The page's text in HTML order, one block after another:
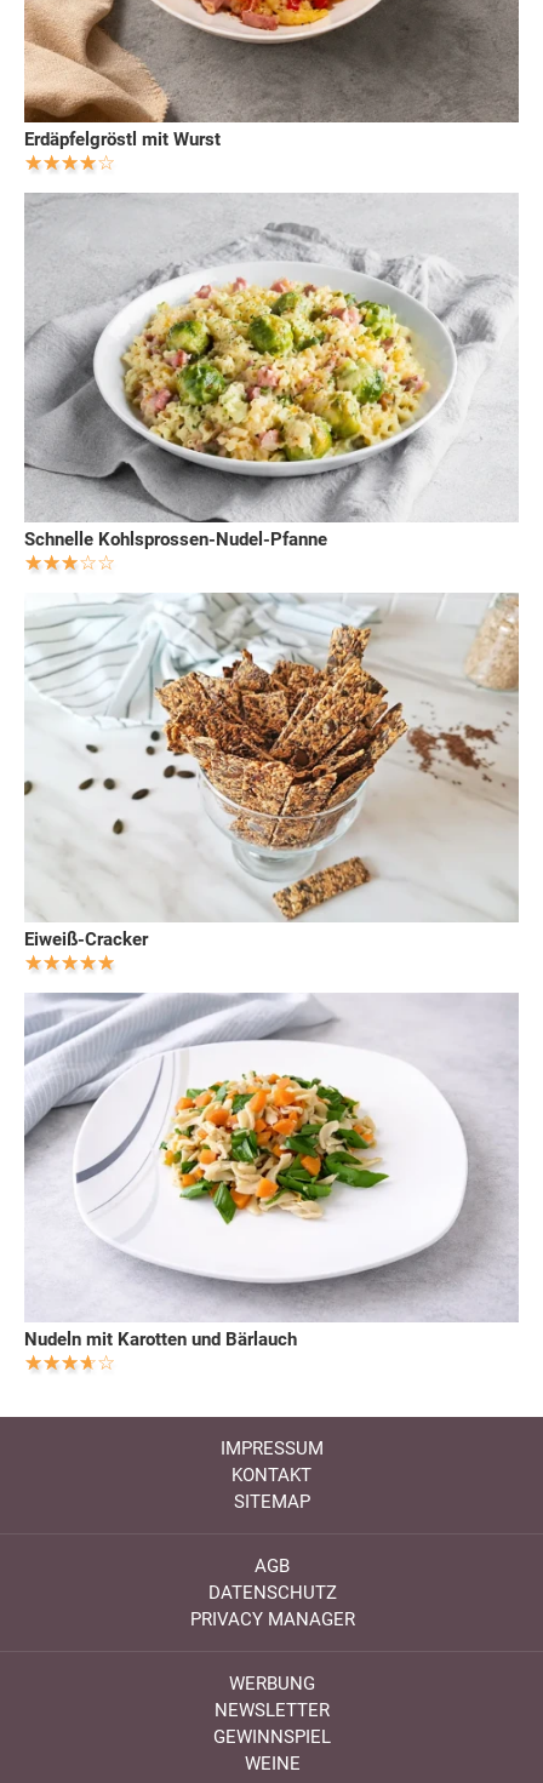
Erdäpfelgröstl mit Wurst
Schnelle Kohlsprossen-Nudel-Pfanne
Eiweiß-Cracker
Nudeln mit Karotten und Bärlauch
IMPRESSUM
KONTAKT
SITEMAP
AGB
DATENSCHUTZ
PRIVACY MANAGER
WERBUNG
NEWSLETTER
GEWINNSPIEL
WEINE